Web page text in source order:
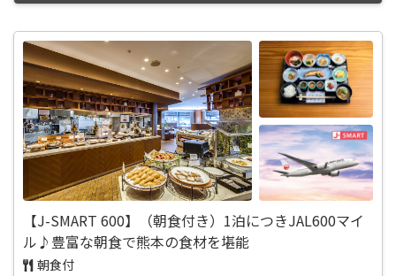
【J-SMART 600】（朝食付き）1泊につきJAL600マイ
ル♪豊富な朝食で熊本の食材を堪能
朝食付